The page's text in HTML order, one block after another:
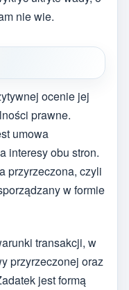
nie wie.
ocenie jej
prawne.
umowa
interesy obu stron.
przyrzeczona, czyli
w formie
transakcji, w
przyrzeczonej oraz
jest formą